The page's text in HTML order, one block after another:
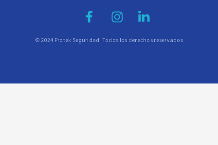
© 2024 Protek Seguridad. Todos los derechos reservados